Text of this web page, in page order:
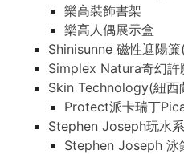
樂高裝飾書架
樂高人偶展示盒
Shinisunne 磁性遮陽
Simplex Natura奇幻許
Skin Technology(紐西
Protect派卡瑞丁
Stephen Joseph玩水
Stephen Joseph 泳